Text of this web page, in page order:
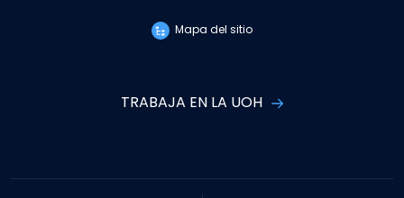
Mapa del sitio
TRABAJA EN LA UOH